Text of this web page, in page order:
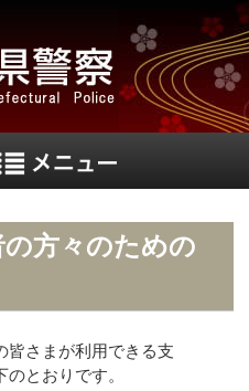
の方々のための
皆さまが利用できる支
とおりです。